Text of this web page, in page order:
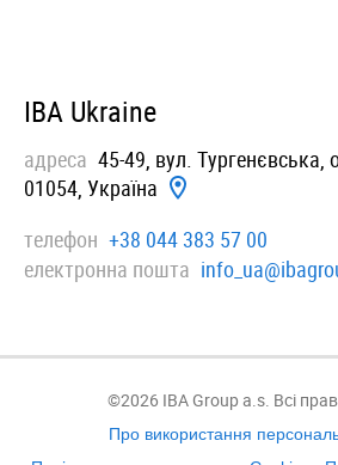
IBA Ukraine
адреса 45-49, вул. Тургенєвська,
01054, Україна
телефон +38 044 383 57 00
електронна пошта
©2026 IBA Group a.s. Всі
Про використання